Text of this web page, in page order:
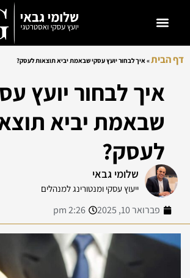
דף הבית» איך לבחור יועץ עסקי שבאמת יביא תוצאות לעסק?
איך לבחור יועץ
שבאמת יביא
לעסק?
שלומי גבאי
ייעוץ עסקי ומנטורינג למנהלים
פברואר 10, 2025 2:26 pm